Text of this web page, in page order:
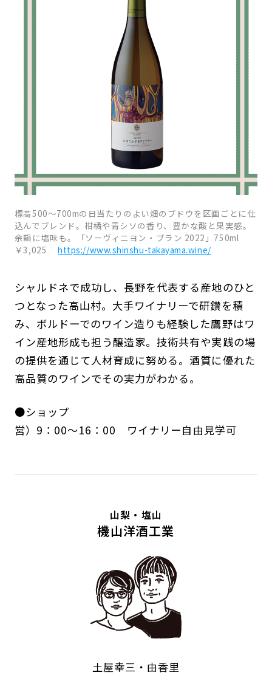
標高500～700mの日当たりのよい畑のブドウを区画ごとに仕
込んでブレンド。柑橘や青シソの香り、豊かな酸と果実感。
余韻に塩味も。「ソーヴィニヨン・ブラン 2022」750ml
￥3,025https://www.shinshu-takayama.wine/
シャルドネで成功し、長野を代表する産地のひと
つとなった高山村。大手ワイナリーで研鑚を積
み、ボルドーでのワイン造りも経験した鷹野はワ
イン産地形成も担う醸造家。技術共有や実践の場
の提供を通じて人材育成に努める。酒質に優れた
高品質のワインでその実力がわかる。
●ショップ
営）9：00～16：00 ワイナリー自由見学可
山梨・塩山
機山洋酒工業
土屋幸三・由香里